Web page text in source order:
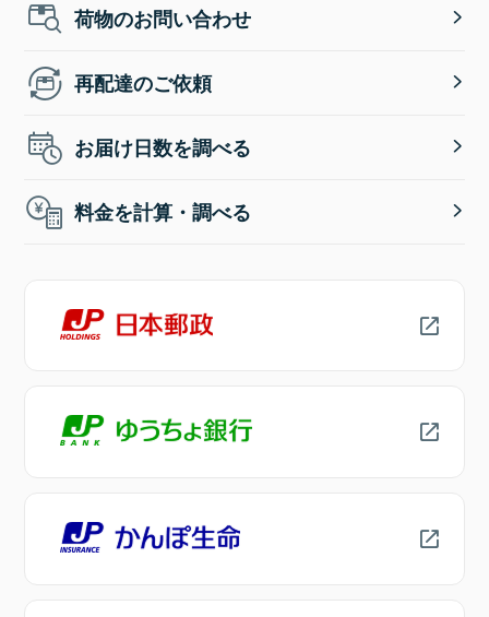
荷物のお問い合わせ
再配達のご依頼
お届け日数を調べる
料金を計算・調べる